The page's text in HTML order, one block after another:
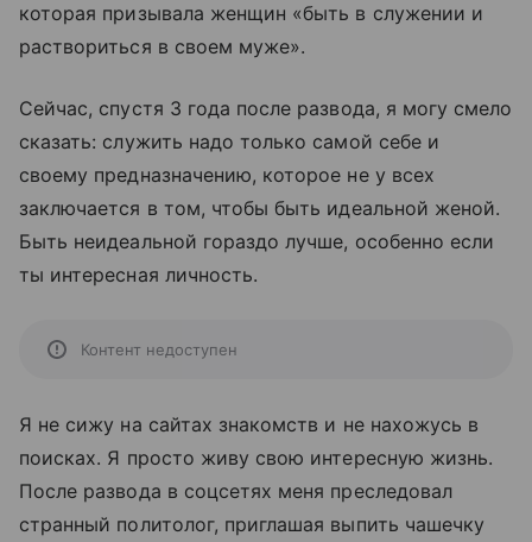
которая призывала женщин «быть в служении и
раствориться в своем муже».
Сейчас, спустя 3 года после развода, я могу смело
сказать: служить надо только самой себе и
своему предназначению, которое не у всех
заключается в том, чтобы быть идеальной женой.
Быть неидеальной гораздо лучше, особенно если
ты интересная личность.
Контент недоступен
Я не сижу на сайтах знакомств и не нахожусь в
поисках. Я просто живу свою интересную жизнь.
После развода в соцсетях меня преследовал
странный политолог, приглашая выпить чашечку